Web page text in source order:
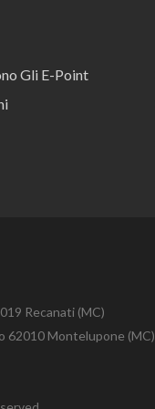
Gli E-Point
Recanati (MC)
62010 Montelupone (MC)